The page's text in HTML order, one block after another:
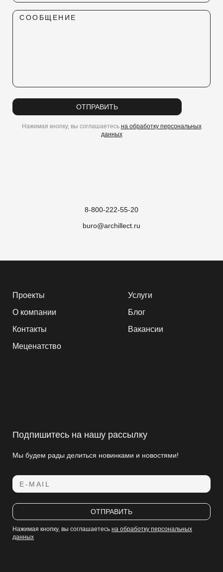
8-800-222-55-20
buro@archillect.ru
СООБЩЕНИЕ
ОТПРАВИТЬ
Нажимая кнопку, вы соглашаетесь на обработку персональных
данных
Подпишитесь на нашу рассылку
Мы будем рады делиться новинками и новостями!
E-MAIL
ОТПРАВИТЬ
Нажимая кнопку, вы соглашаетесьна обработку персональных
данных
Проекты
Услуги
О компании
Блог
Контакты
Вакансии
Меценатство